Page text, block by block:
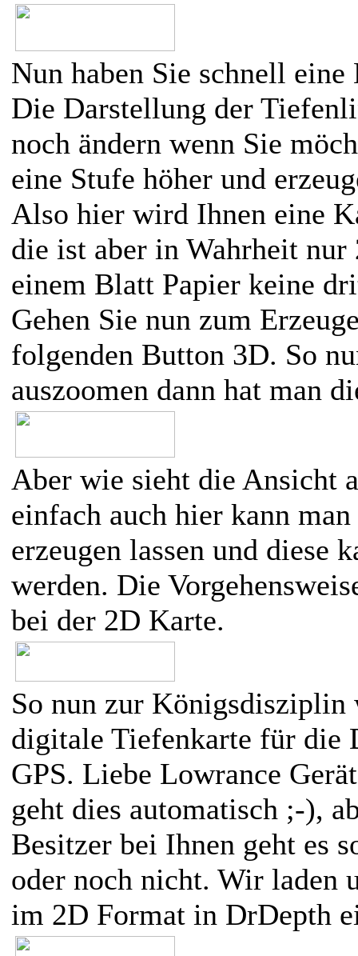
Nun haben Sie schnell
Die Darstellung der
noch ändern wenn Sie
eine Stufe höher und
Also hier wird Ihnen eine
die ist aber in Wahrheit
einem Blatt Papier keine
Gehen Sie nun zum
folgenden Button 3D. So
auszoomen dann hat man
Aber wie sieht die Ansicht
einfach auch hier kann
erzeugen lassen und diese
werden. Die
bei der 2D Karte.
So nun zur Königsdisziplin
digitale Tiefenkarte für die
GPS. Liebe Lowrance
geht dies automatisch ;-),
Besitzer bei Ihnen geht es
oder noch nicht. Wir laden
im 2D Format in DrDepth